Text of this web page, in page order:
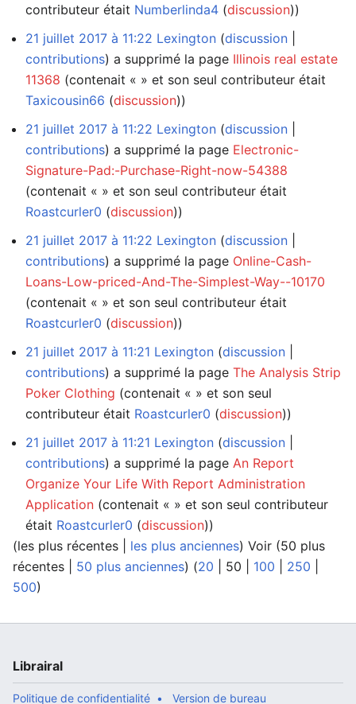
contributeur était Numberlinda4 (discussion))
21 juillet 2017 à 11:22 Lexington discussion
contributions a supprimé la page Illinois real estate
11368 (contenait « » et son seul contributeur était
Taxicousin66 (discussion))
21 juillet 2017 à 11:22 Lexington discussion
contributions a supprimé la page Electronic-
Signature-Pad:-Purchase-Right-now-54388
(contenait « » et son seul contributeur était
Roastcurler0 (discussion))
21 juillet 2017 à 11:22 Lexington discussion
contributions a supprimé la page Online-Cash-
Loans-Low-priced-And-The-Simplest-Way--10170
(contenait « » et son seul contributeur était
Roastcurler0 (discussion))
21 juillet 2017 à 11:21 Lexington discussion
contributions a supprimé la page The Analysis Strip
Poker Clothing (contenait « » et son seul
contributeur était Roastcurler0 (discussion))
21 juillet 2017 à 11:21 Lexington discussion
contributions a supprimé la page An Report
Organize Your Life With Report Administration
Application (contenait « » et son seul contributeur
était Roastcurler0 (discussion))
(les plus récentes les plus anciennes) Voir (50 plus
récentes
50 plus anciennes) (20 50 100 250
500)
Librairal
Politique de confidentialité Version de bureau